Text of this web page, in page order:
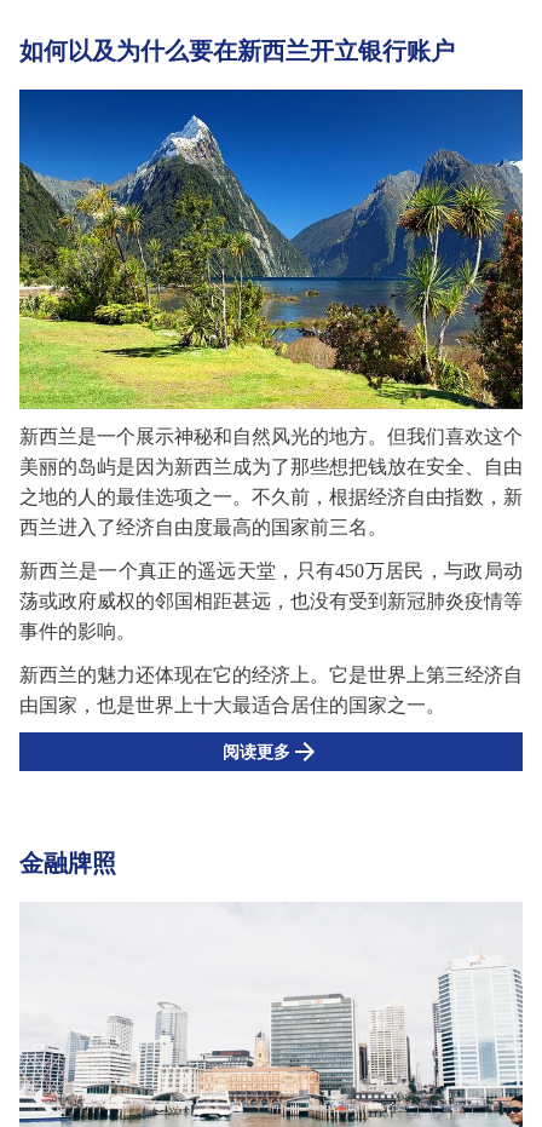
如何以及为什么要在新西兰开立银行账户
新西兰是一个展示神秘和自然风光的地方。但我们喜欢这个
美丽的岛屿是因为新西兰成为了那些想把钱放在安全
自由
之地的人的最佳选项之一。不久前，根据经济自由指数，新
西兰进入了经济自由度最高的国家前三名。
新西兰是一个真正的遥远天堂，只有450万居民，与政局动
荡或政府威权的邻国相距甚远，也没有受到新冠肺炎疫情等
事件的影响。
新西兰的魅力还体现在它的经济上。它是世界上第三经济自
由国家，也是世界上十大最适合居住的国家之一。
阅读更多
金融牌照